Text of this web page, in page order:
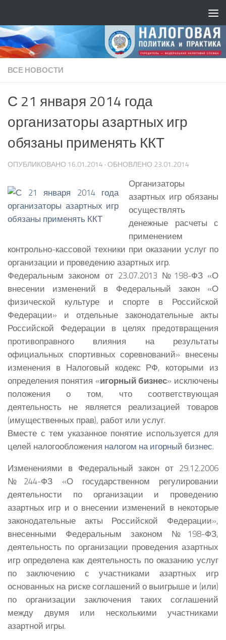
ВСЕ НОВОСТИ
С 21 января 2014 года
организаторы азартных игр
обязаны применять ККТ
ОПУБЛИКОВАНО 16.01.2014 · ОБНОВЛЕНО 23.01.2014
Организаторы
азартных игр обязаны
осуществлять
денежные расчеты с
применением
контрольно-кассовой техники при оказании услуг по
организации и проведению азартных игр.
Федеральным законом от 23.07.2013 №198-ФЗ «О
внесении изменений в Федеральный закон «О
физической культуре и спорте в Российской
Федерации» и отдельные законодательные акты
Российской Федерации в целях предотвращения
противоправного влияния на результаты
официальных спортивных соревнований» внесены
изменения в Налоговый кодекс РФ, которыми из
определения понятия «игорный бизнес» исключены
положения о том, что соответствующая
деятельность не является реализацией товаров
(имущественных прав), работ или услуг.
Вместе с тем указанное понятие используется для
целей налогообложения налогом на игорный бизнес.
Изменениями в Федеральный закон от 29.12.2006
№244-ФЗ «О государственном регулировании
деятельности по организации и проведению
азартных игр и о внесении изменений в некоторые
законодательные акты Российской Федерации»,
внесенными Федеральным законом №198-ФЗ,
деятельность по организации проведения азартных
игр определена как деятельность по оказанию услуг
по заключению с участниками азартных игр
основанных на риске соглашений о выигрыше и (или)
по организации заключения таких соглашений
между двумя или несколькими участниками
азартной игры.